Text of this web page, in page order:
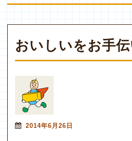
t
おいしいをお手
2014年6月26日